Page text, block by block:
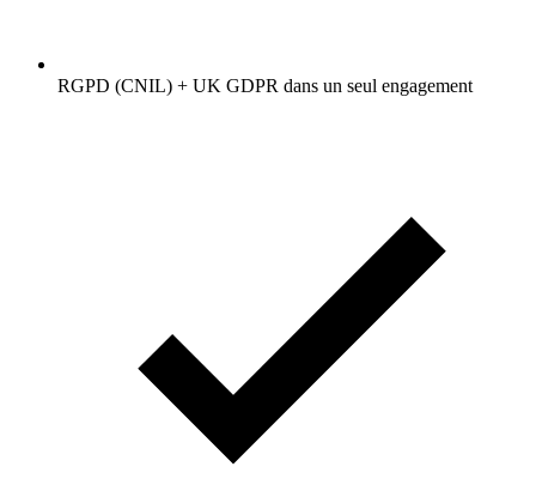
RGPD (CNIL) + UK GDPR dans un seul engagement